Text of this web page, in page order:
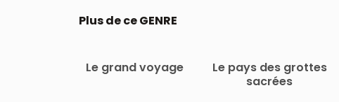
Plus de ce GENRE
Le grand voyage
Le pays des grottes
sacrées